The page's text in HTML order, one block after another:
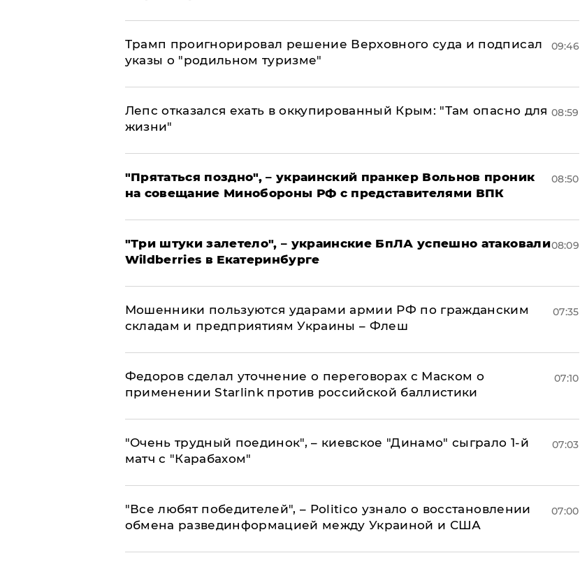
Трамп проигнорировал решение Верховного суда и подписал
указы о "родильном туризме"
09:46
Лепс отказался ехать в оккупированный Крым: "Там опасно для
жизни"
08:59
"Прятаться поздно", – украинский пранкер Вольнов проник
на совещание Минобороны РФ с представителями ВПК
08:50
"Три штуки залетело", – украинские БпЛА успешно атаковали
Wildberries в Екатеринбурге
08:09
Мошенники пользуются ударами армии РФ по гражданским
складам и предприятиям Украины – Флеш
07:35
Федоров сделал уточнение о переговорах с Маском о
применении Starlink против российской баллистики
07:10
"Очень трудный поединок", – киевское "Динамо" сыграло 1-й
матч с "Карабахом"
07:03
​"Все любят победителей", – Politico узнало о восстановлении
обмена развединформацией между Украиной и США
07:00